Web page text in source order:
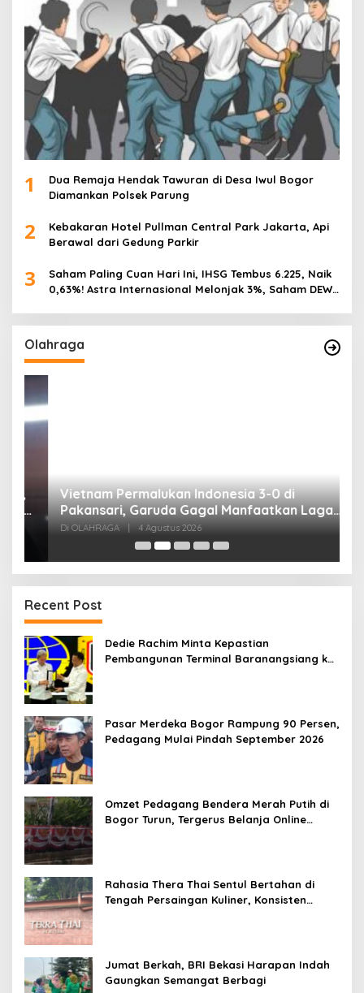
1
Dua Remaja Hendak Tawuran di Desa Iwul Bogor
Diamankan Polsek Parung
2
Kebakaran Hotel Pullman Central Park Jakarta, Api
Berawal dari Gedung Parkir
3
Saham Paling Cuan Hari Ini, IHSG Tembus 6.225, Naik
0,63%! Astra Internasional Melonjak 3%, Saham DEWA
Olahraga
Vietnam Permalukan Indonesia 3-0 di
Pakansari, Garuda Gagal Manfaatkan Laga
Kandang
Di OLAHRAGA | 4 Agustus 2026
Recent Post
Dedie Rachim Minta Kepastian
Pembangunan Terminal Baranangsiang ke
Pasar Merdeka Bogor Rampung 90 Persen,
Pedagang Mulai Pindah September 2026
Omzet Pedagang Bendera Merah Putih di
Bogor Turun, Tergerus Belanja Online
Rahasia Thera Thai Sentul Bertahan di
Tengah Persaingan Kuliner, Konsisten
Jumat Berkah, BRI Bekasi Harapan Indah
Gaungkan Semangat Berbagi